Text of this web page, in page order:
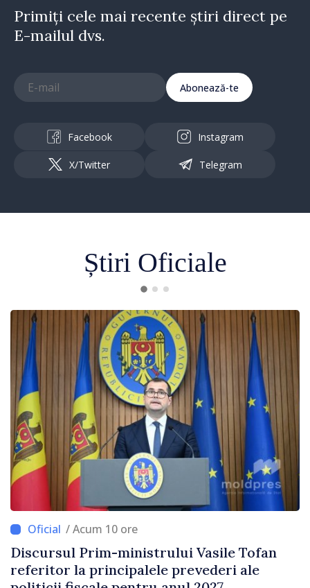
Primiți cele mai recente știri direct pe
E-mailul dvs.
Abonează-te
Facebook Instagram
X/Twitter Telegram
Știri Oficiale
/ Acum 7 ore
Prim-ministrul Vasile Tofan a discutat cu
omologul său bulgar, Rumen Radev